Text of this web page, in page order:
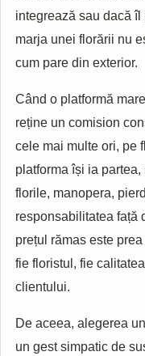
integrează sau dacă îl
marja unei florării nu
cum pare din exterior.
Când o platformă
reține un comision
cele mai multe ori, pe
platforma își ia
florile, manopera,
responsabilitatea față
prețul rămas este
fie floristul, fie
clientului.
De aceea, alegerea
un gest simpatic de